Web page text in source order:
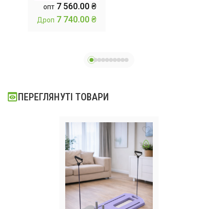
спортивний 24
швидкості
опт7 560.00 ₴
Дроп 7 740.00 ₴
ПЕРЕГЛЯНУТІ ТОВАРИ